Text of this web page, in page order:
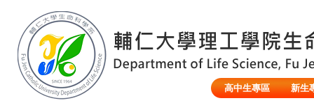
高中生專區
新生